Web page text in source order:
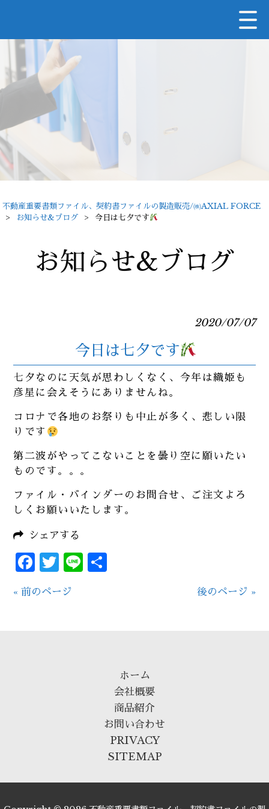
不動産重要書類ファイル、契約書ファイルの製造販売/㈱AXIAL FORCE
>
お知らせ&ブログ > 今日は七夕です
お知らせ&ブログ
2020/07/07
今日は七夕です
七夕なのに天気が思わしくなく、今年は織姫も
彦星に会えそうにありませんね。
コロナで各地のお祭りも中止が多く、悲しい限
りです
第二波がやってこないことを曇り空に願いたい
ものです。。。
ファイル・バインダーのお問合せ、ご注文よろ
しくお願いいたします。
シェアする
Facebook
Twitter
Line
« 前のページ 後のページ »
ホーム
会社概要
商品紹介
お問い合わせ
PRIVACY
SITEMAP